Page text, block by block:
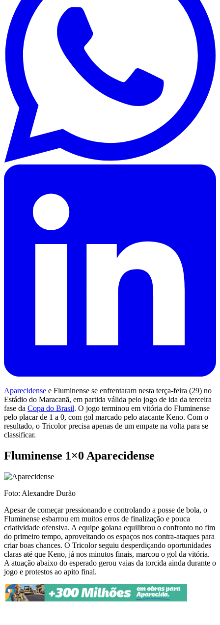
Aparecidense e Fluminense se enfrentaram nesta terça-feira (29) no
Estádio do Maracanã, em partida válida pelo jogo de ida da terceira
fase da Copa do Brasil. O jogo terminou em vitória do Fluminense
pelo placar de 1 a 0, com gol marcado pelo atacante Keno. Com o
resultado, o Tricolor precisa apenas de um empate na volta para se
classificar.
Fluminense 1×0 Aparecidense
Foto: Alexandre Durão
Apesar de começar pressionando e controlando a posse de bola, o
Fluminense esbarrou em muitos erros de finalização e pouca
criatividade ofensiva. A equipe goiana equilibrou o confronto no fim
do primeiro tempo, aproveitando os espaços nos contra-ataques para
criar boas chances. O Tricolor seguiu desperdiçando oportunidades
claras até que Keno, já nos minutos finais, marcou o gol da vitória.
A atuação abaixo do esperado gerou vaias da torcida ainda durante o
jogo e protestos ao apito final.